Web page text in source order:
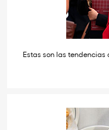
Estas son las